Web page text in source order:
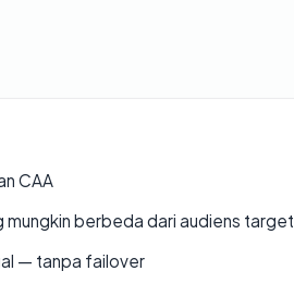
CAA
mungkin berbeda dari audiens target
— tanpa failover